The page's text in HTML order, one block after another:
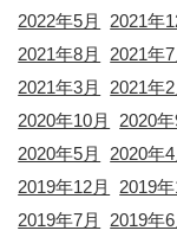
2022年5月
2021年
2021年8月
2021年7
2021年3月
2021年2
2020年10月
2020年
2020年5月
2020年4
2019年12月
2019年
2019年7月
2019年6